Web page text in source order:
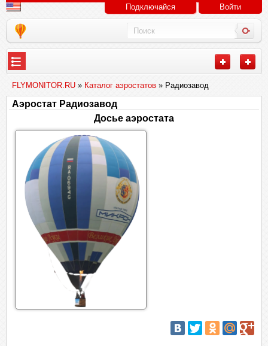
Подключайся Войти
FLYMONITOR.RU » Каталог аэростатов » Радиозавод
Аэростат Радиозавод
Досье аэростата